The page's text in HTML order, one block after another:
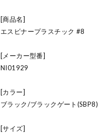
[商品名]
エスビナープラスチック #8
[メーカー型番]
NI01929
[カラー]
ブラック/ブラックゲート(SBP8)
[サイズ]